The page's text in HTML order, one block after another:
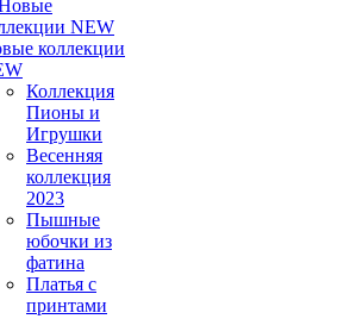
коллекции
Коллекция
Пионы и
Игрушки
Весенняя
коллекция
2023
Пышные
юбочки из
фатина
Платья с
принтами